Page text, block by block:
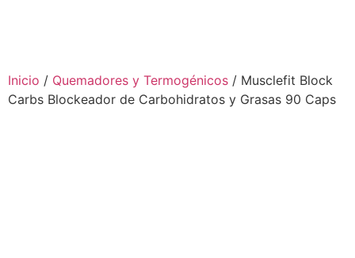
Inicio / Quemadores y Termogénicos / Musclefit Block
Carbs Blockeador de Carbohidratos y Grasas 90 Caps